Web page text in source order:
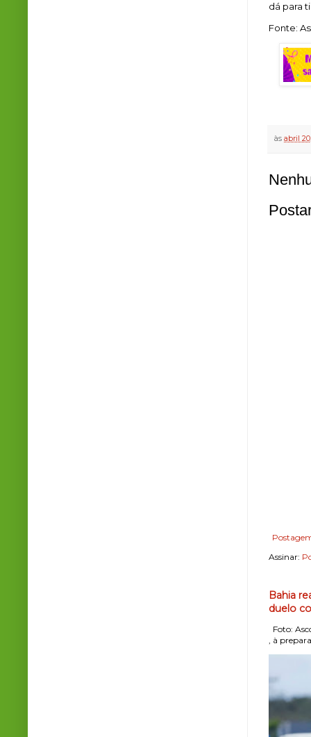
dá para
Fonte:
às abril
Assinar:
Bahia
duelo
Foto:
, à